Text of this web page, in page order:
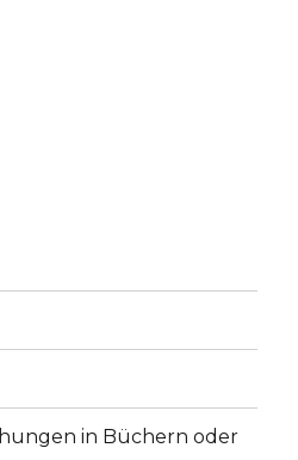
in Büchern oder